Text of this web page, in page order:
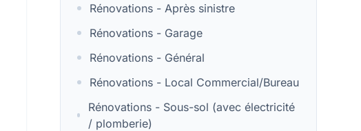
Rénovations - Après sinistre
Rénovations - Garage
Rénovations - Général
Rénovations - Local Commercial/Bureau
Rénovations - Sous-sol (avec électricité
/ plomberie)